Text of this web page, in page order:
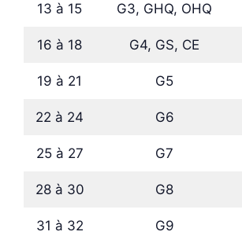
13 à 15 G3, GHQ, OHQ
16 à 18 G4, GS, CE
19 à 21 G5
22 à 24 G6
25 à 27 G7
28 à 30 G8
31 à 32 G9